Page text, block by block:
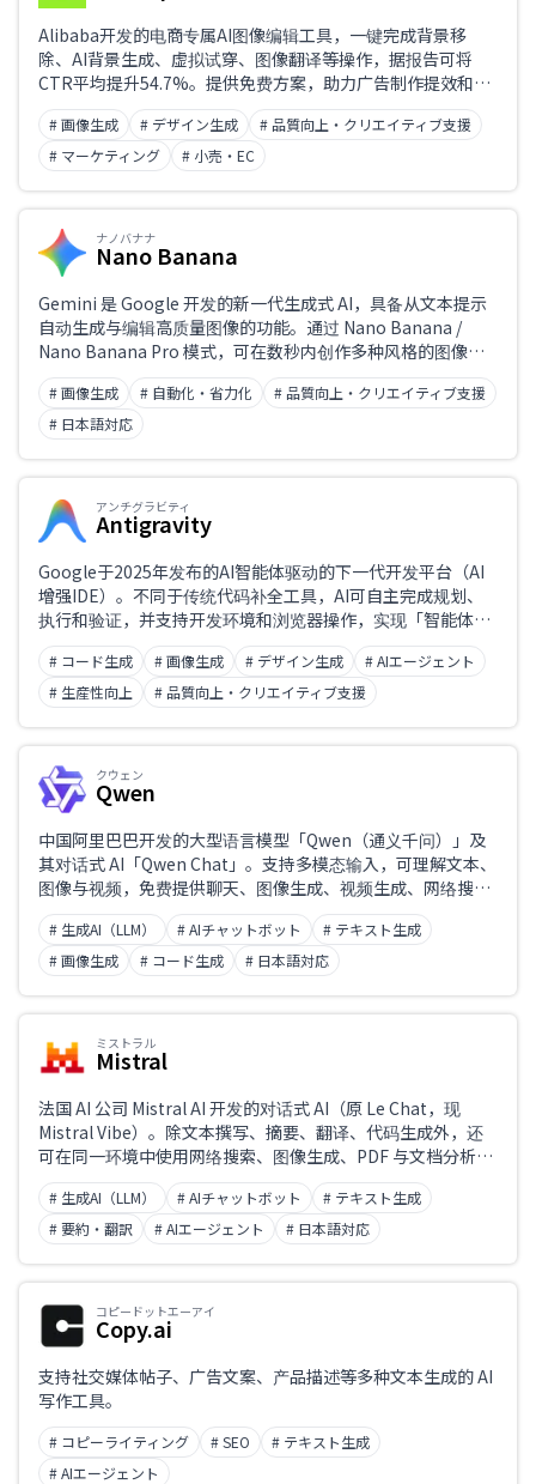
Alibaba开发的电商专属AI图像编辑工具，一键完成背景移
除、AI背景生成、虚拟试穿、图像翻译等操作，据报告可将
CTR平均提升54.7%。提供免费方案，助力广告制作提效和降
本。
# 画像生成 # デザイン生成
# 品質向上・クリエイティブ支援
# マーケティング
# 小売・EC
ナノバナナ
Nano Banana
Gemini 是 Google 开发的新一代生成式 AI，具备从文本提示
自动生成与编辑高质量图像的功能。通过 Nano Banana /
Nano Banana Pro 模式，可在数秒内创作多种风格的图像，
并支持对编辑内容进行精细调整。只需文字指令，即可覆盖从
真实照片风到创意表达的广泛需求，助力视觉内容制作提效。
# 画像生成 # 自動化・省力化
# 品質向上・クリエイティブ支援
# 日本語対応
アンチグラビティ
Antigravity
Google于2025年发布的AI智能体驱动的下一代开发平台（AI
增强IDE）。不同于传统代码补全工具，AI可自主完成规划、
执行和验证，并支持开发环境和浏览器操作，实现「智能体优
先」的软件开发。以免费公开预览版提供，可与Gemini 3等多
种AI模型集成。
# コード生成 # 画像生成 # デザイン生成
# AIエージェント
# 生産性向上
# 品質向上・クリエイティブ支援
クウェン
Qwen
中国阿里巴巴开发的大型语言模型「Qwen（通义千问）」及
其对话式 AI「Qwen Chat」。支持多模态输入，可理解文本、
图像与视频，免费提供聊天、图像生成、视频生成、网络搜
索、文档处理与代码生成等功能。大量模型以开源方式发布，
支持中文输入输出。
# 生成AI（LLM） # AIチャットボット
# テキスト生成
# 画像生成
# コード生成 # 日本語対応
ミストラル
Mistral
法国 AI 公司 Mistral AI 开发的对话式 AI（原 Le Chat，现
Mistral Vibe）。除文本撰写、摘要、翻译、代码生成外，还
可在同一环境中使用网络搜索、图像生成、PDF 与文档分析、
Deep Research（深度调研）、语音输入、记忆、项目管理乃
至编程智能体。支持中文的输入与输出。
# 生成AI（LLM） # AIチャットボット
# テキスト生成
# 要約・翻訳
# AIエージェント # 日本語対応
コピードットエーアイ
Copy.ai
支持社交媒体帖子、广告文案、产品描述等多种文本生成的 AI
写作工具。
# コピーライティング # SEO
# テキスト生成
# AIエージェント